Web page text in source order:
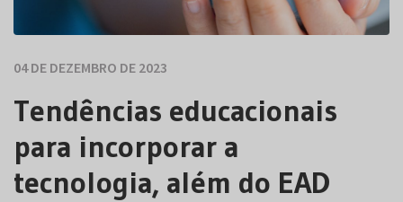
04 DE DEZEMBRO DE 2023
Tendências educacionais
para incorporar a
tecnologia, além do EAD